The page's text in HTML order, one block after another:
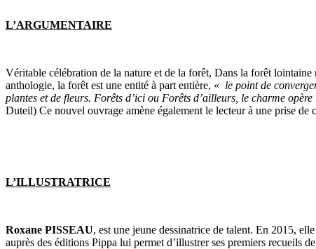
L’ARGUMENTAIRE
Véritable célébration de la nature et de la forêt, Dans la forêt
anthologie, la forêt est une entité à part entière, « le point de
plantes et de fleurs. Forêts d’ici ou Forêts d’ailleurs, le charme
Duteil) Ce nouvel ouvrage amène également le lecteur à une prise de
L’ILLUSTRATRICE
Roxane PISSEAU, est une jeune dessinatrice de talent. En 2015,
auprès des éditions Pippa lui permet d’illustrer ses premiers recueils